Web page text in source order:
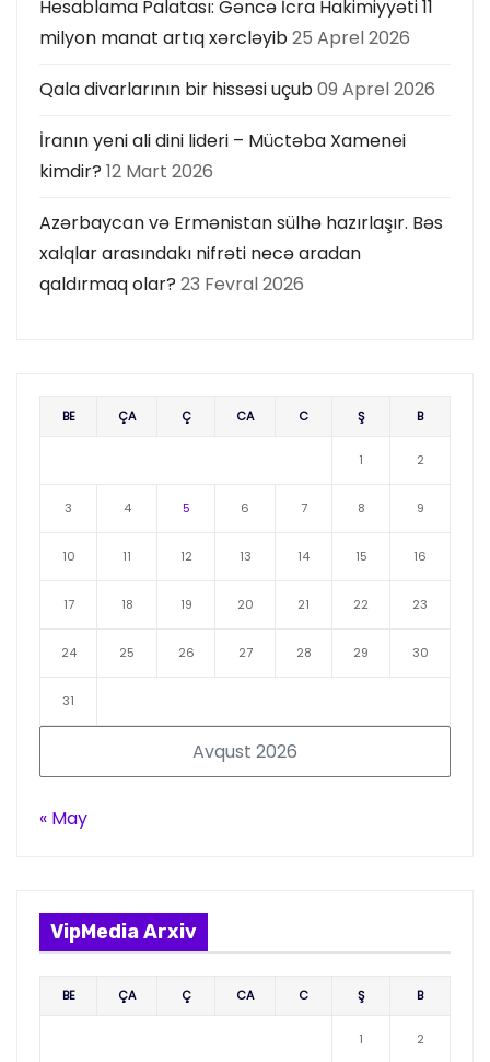
Hesablama Palatası: Gəncə İcra Hakimiyyəti 11
milyon manat artıq xərcləyib25 Aprel 2026
Qala divarlarının bir hissəsi uçub09 Aprel 2026
İranın yeni ali dini lideri – Müctəba Xamenei
kimdir? 12 Mart 2026
Azərbaycan və Ermənistan sülhə hazırlaşır. Bəs
xalqlar arasındakı nifrəti necə aradan
qaldırmaq olar? 23 Fevral 2026
Avqust 2026
BE ÇA Ç CA C Ş B
1 2
3 4 5 6 7 8 9
10 11 12 13 14 15 16
17 18 19 20 21 22 23
24 25 26 27 28 29 30
31
« May
VipMedia Arxiv
BE ÇA Ç CA C Ş B
1 2